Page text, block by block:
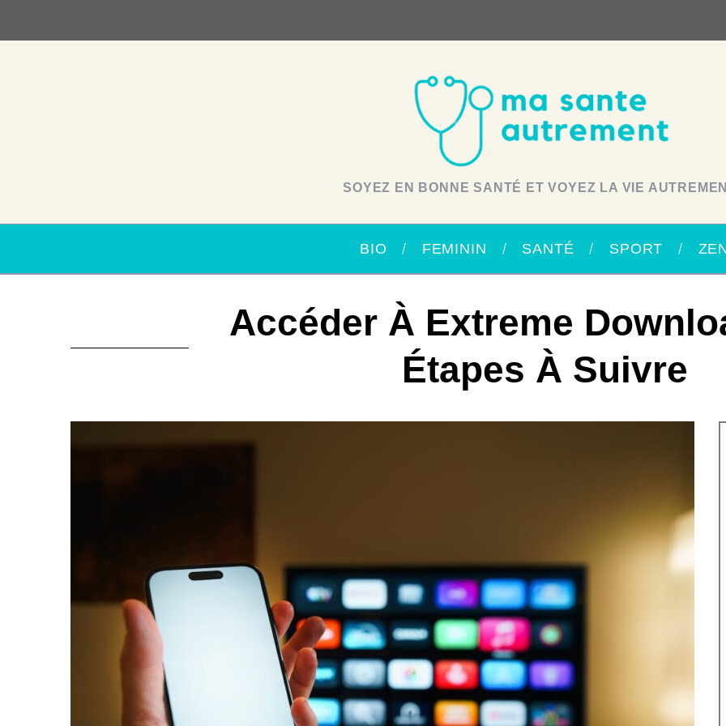
SOYEZ EN BONNE SANTÉ ET VOYEZ LA VIE
BIO FEMININ SANTÉ SPORT
Accéder À Extreme
Étapes À Suivre